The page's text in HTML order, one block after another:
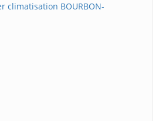
climatisation BOURBON-